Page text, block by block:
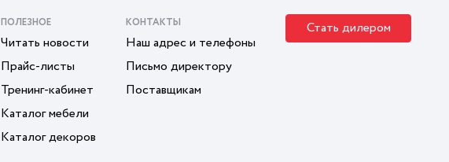
ПОЛЕЗНОЕ
Читать новости
Прайс-листы
Тренинг-кабинет
Каталог мебели
Каталог декоров
КОНТАКТЫ
Наш адрес и телефоны
Письмо директору
Поставщикам
Стать дилером